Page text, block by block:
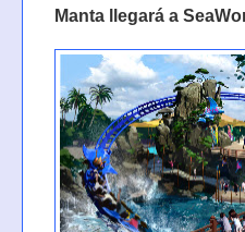
Manta llegará a